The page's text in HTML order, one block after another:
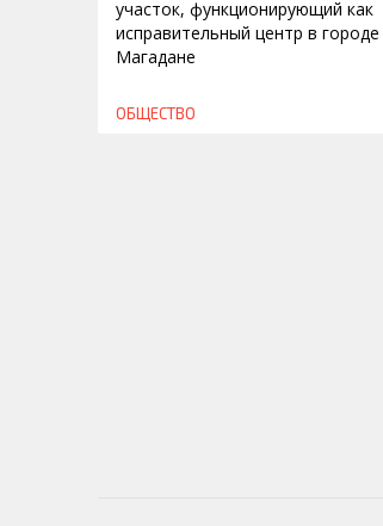
участок, функционирующий как
исправительный центр в городе
Магадане
ОБЩЕСТВО